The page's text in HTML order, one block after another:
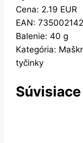
Cena: 2.19 EUR
EAN:
Balenie: 40 g
Kategória:
tyčinky